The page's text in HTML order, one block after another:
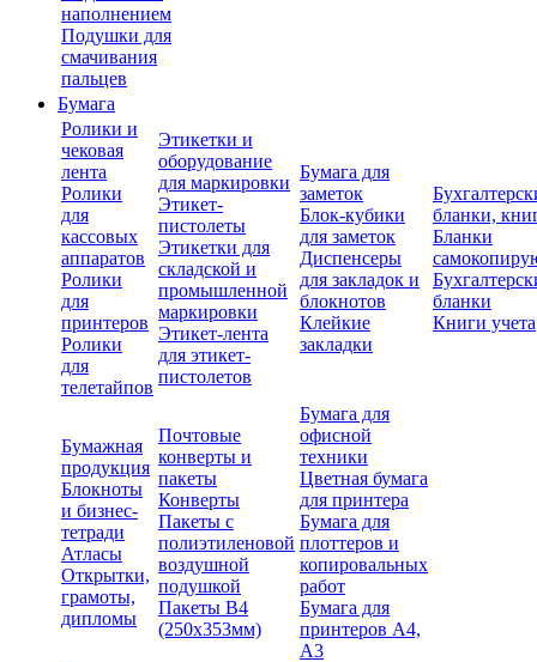
наполнением
Подушки для
смачивания
пальцев
Бумага
Ролики и
чековая
лента
Ролики
для
кассовых
аппаратов
Ролики
для
принтеров
Ролики
для
телетайпов
Этикетки и
оборудование
для маркировки
Этикет-
пистолеты
Этикетки для
складской и
промышленной
маркировки
Этикет-лента
для этикет-
пистолетов
Бумага для
заметок
Блок-кубики
для заметок
Диспенсеры
для закладок и
блокнотов
Клейкие
закладки
бланки,
Бланки
бланки
Книги учета
Бумажная
продукция
Блокноты
и бизнес-
тетради
Атласы
Открытки,
грамоты,
дипломы
Почтовые
конверты и
пакеты
Конверты
Пакеты с
полиэтиленовой
воздушной
подушкой
Пакеты В4
(250х353мм)
Бумага для
офисной
техники
Цветная бумага
для принтера
Бумага для
плоттеров и
копировальных
работ
Бумага для
принтеров А4,
А3